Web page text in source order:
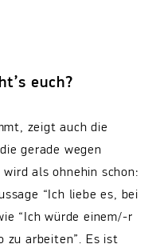
euch?
zeigt auch die
gerade wegen
als ohnehin schon:
“Ich liebe es, bei
“Ich würde einem/-r
zu arbeiten”. Es ist